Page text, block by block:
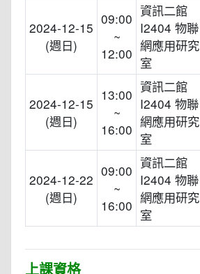
2024-12-15
(週日)
09:00
~
12:00
資訊二館
I2404 物聯
網應用研究
室
2024-12-15
(週日)
13:00
~
16:00
資訊二館
I2404 物聯
網應用研究
室
2024-12-22
(週日)
09:00
~
16:00
資訊二館
I2404 物聯
網應用研究
室
上課資格